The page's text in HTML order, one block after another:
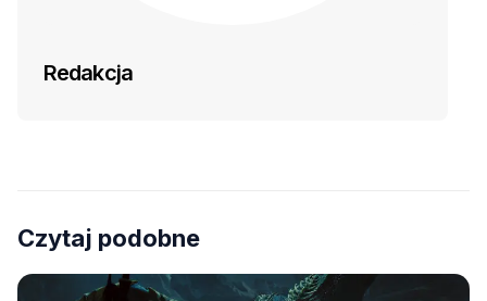
Redakcja
Czytaj podobne